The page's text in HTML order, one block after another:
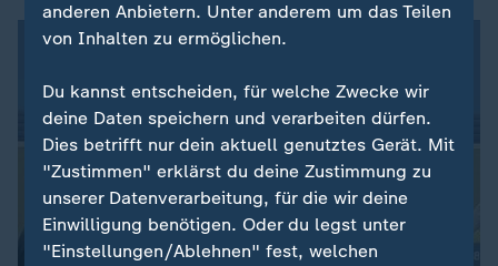
anderen Anbietern. Unter anderem um das Teilen
von Inhalten zu ermöglichen.
Du kannst entscheiden, für welche Zwecke wir
deine Daten speichern und verarbeiten dürfen.
Dies betrifft nur dein aktuell genutztes Gerät. Mit
"Zustimmen" erklärst du deine Zustimmung zu
unserer Datenverarbeitung, für die wir deine
Einwilligung benötigen. Oder du legst unter
"Einstellungen/Ablehnen" fest, welchen